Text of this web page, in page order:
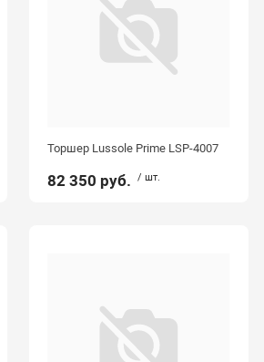
Торшер Lussole Prime LSP-4007
82 350 руб. / шт.